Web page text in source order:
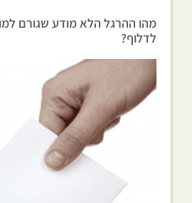
מהו ההרגל הלא מודע שגורם
לדלוף?